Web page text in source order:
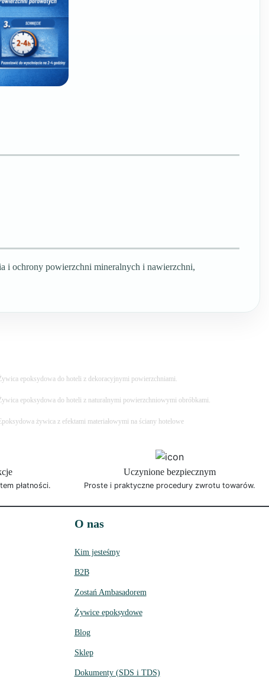
i ochrony powierzchni mineralnych i nawierzchni,
epoksydowa do hoteli z dekoracyjnymi powierzchniami.
epoksydowa do hoteli z naturalnymi powierzchniowymi obróbkami.
Epoksydowa żywica z efektami materiałowymi na ściany hotelowe
płatności.
Uczynione bezpiecznym
Proste i praktyczne procedury zwrotu towarów.
O nas
Kim jesteśmy
B2B
Zostań Ambasadorem
Żywice epoksydowe
Blog
Sklep
Dokumenty (SDS i TDS)